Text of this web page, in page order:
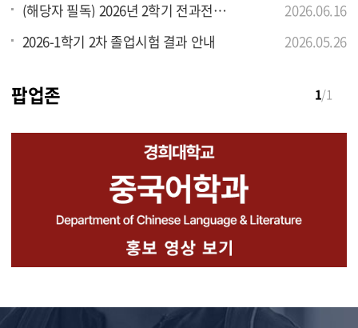
(해당자 필독) 2026년 2학기 전과전출 신청 유의사항
2026.06.16
2026-1학기 2차 졸업시험 결과 안내
2026.05.26
팝업존 1/1